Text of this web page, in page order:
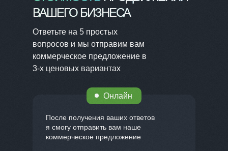
ВАШЕГО БИЗНЕСА
Ответьте на 5 простых
вопросов и мы отправим вам
коммерческое предложение в
3-х ценовых вариантах
Онлайн
После получения ваших ответов
я смогу отправить вам наше
коммерческое предложение